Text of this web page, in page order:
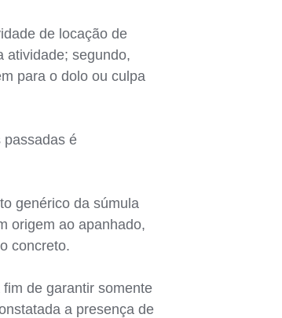
de locação de
atividade; segundo,
para o dolo ou culpa
passadas é
genérico da súmula
origem ao apanhado,
concreto.
de garantir somente
a presença de